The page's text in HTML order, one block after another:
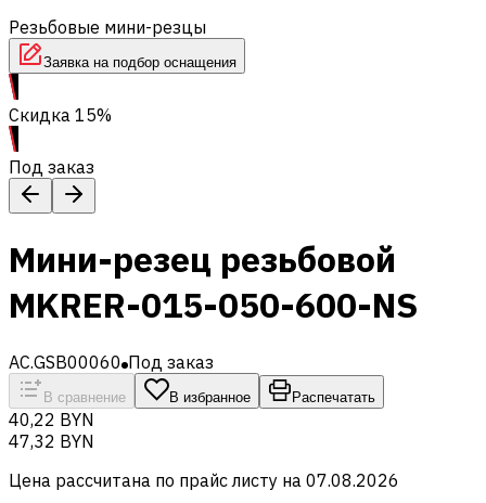
Резьбовые мини-резцы
Заявка на подбор оснащения
Скидка 15%
Под заказ
Мини-резец резьбовой
MKRER-015-050-600-NS
AC.GSB00060 Под заказ
В сравнение В избранное Распечатать
40,22 BYN
47,32 BYN
Цена рассчитана по прайс листу на 07.08.2026